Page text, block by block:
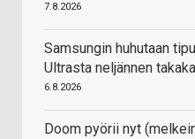
7.8.2026
Samsungin huhutaan
Ultrasta neljännen
6.8.2026
Doom pyörii nyt